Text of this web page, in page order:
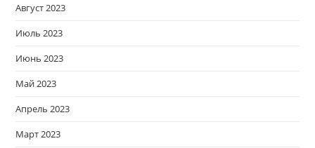
Август 2023
Июль 2023
Июнь 2023
Май 2023
Апрель 2023
Март 2023